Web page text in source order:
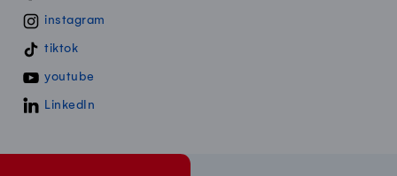
instagram
tiktok
youtube
LinkedIn